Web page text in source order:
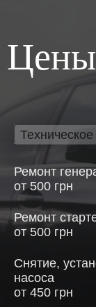
Цены
Ремонт
от 500 грн
Ремонт
от 500 грн
Снятие,
насоса
от 450 грн